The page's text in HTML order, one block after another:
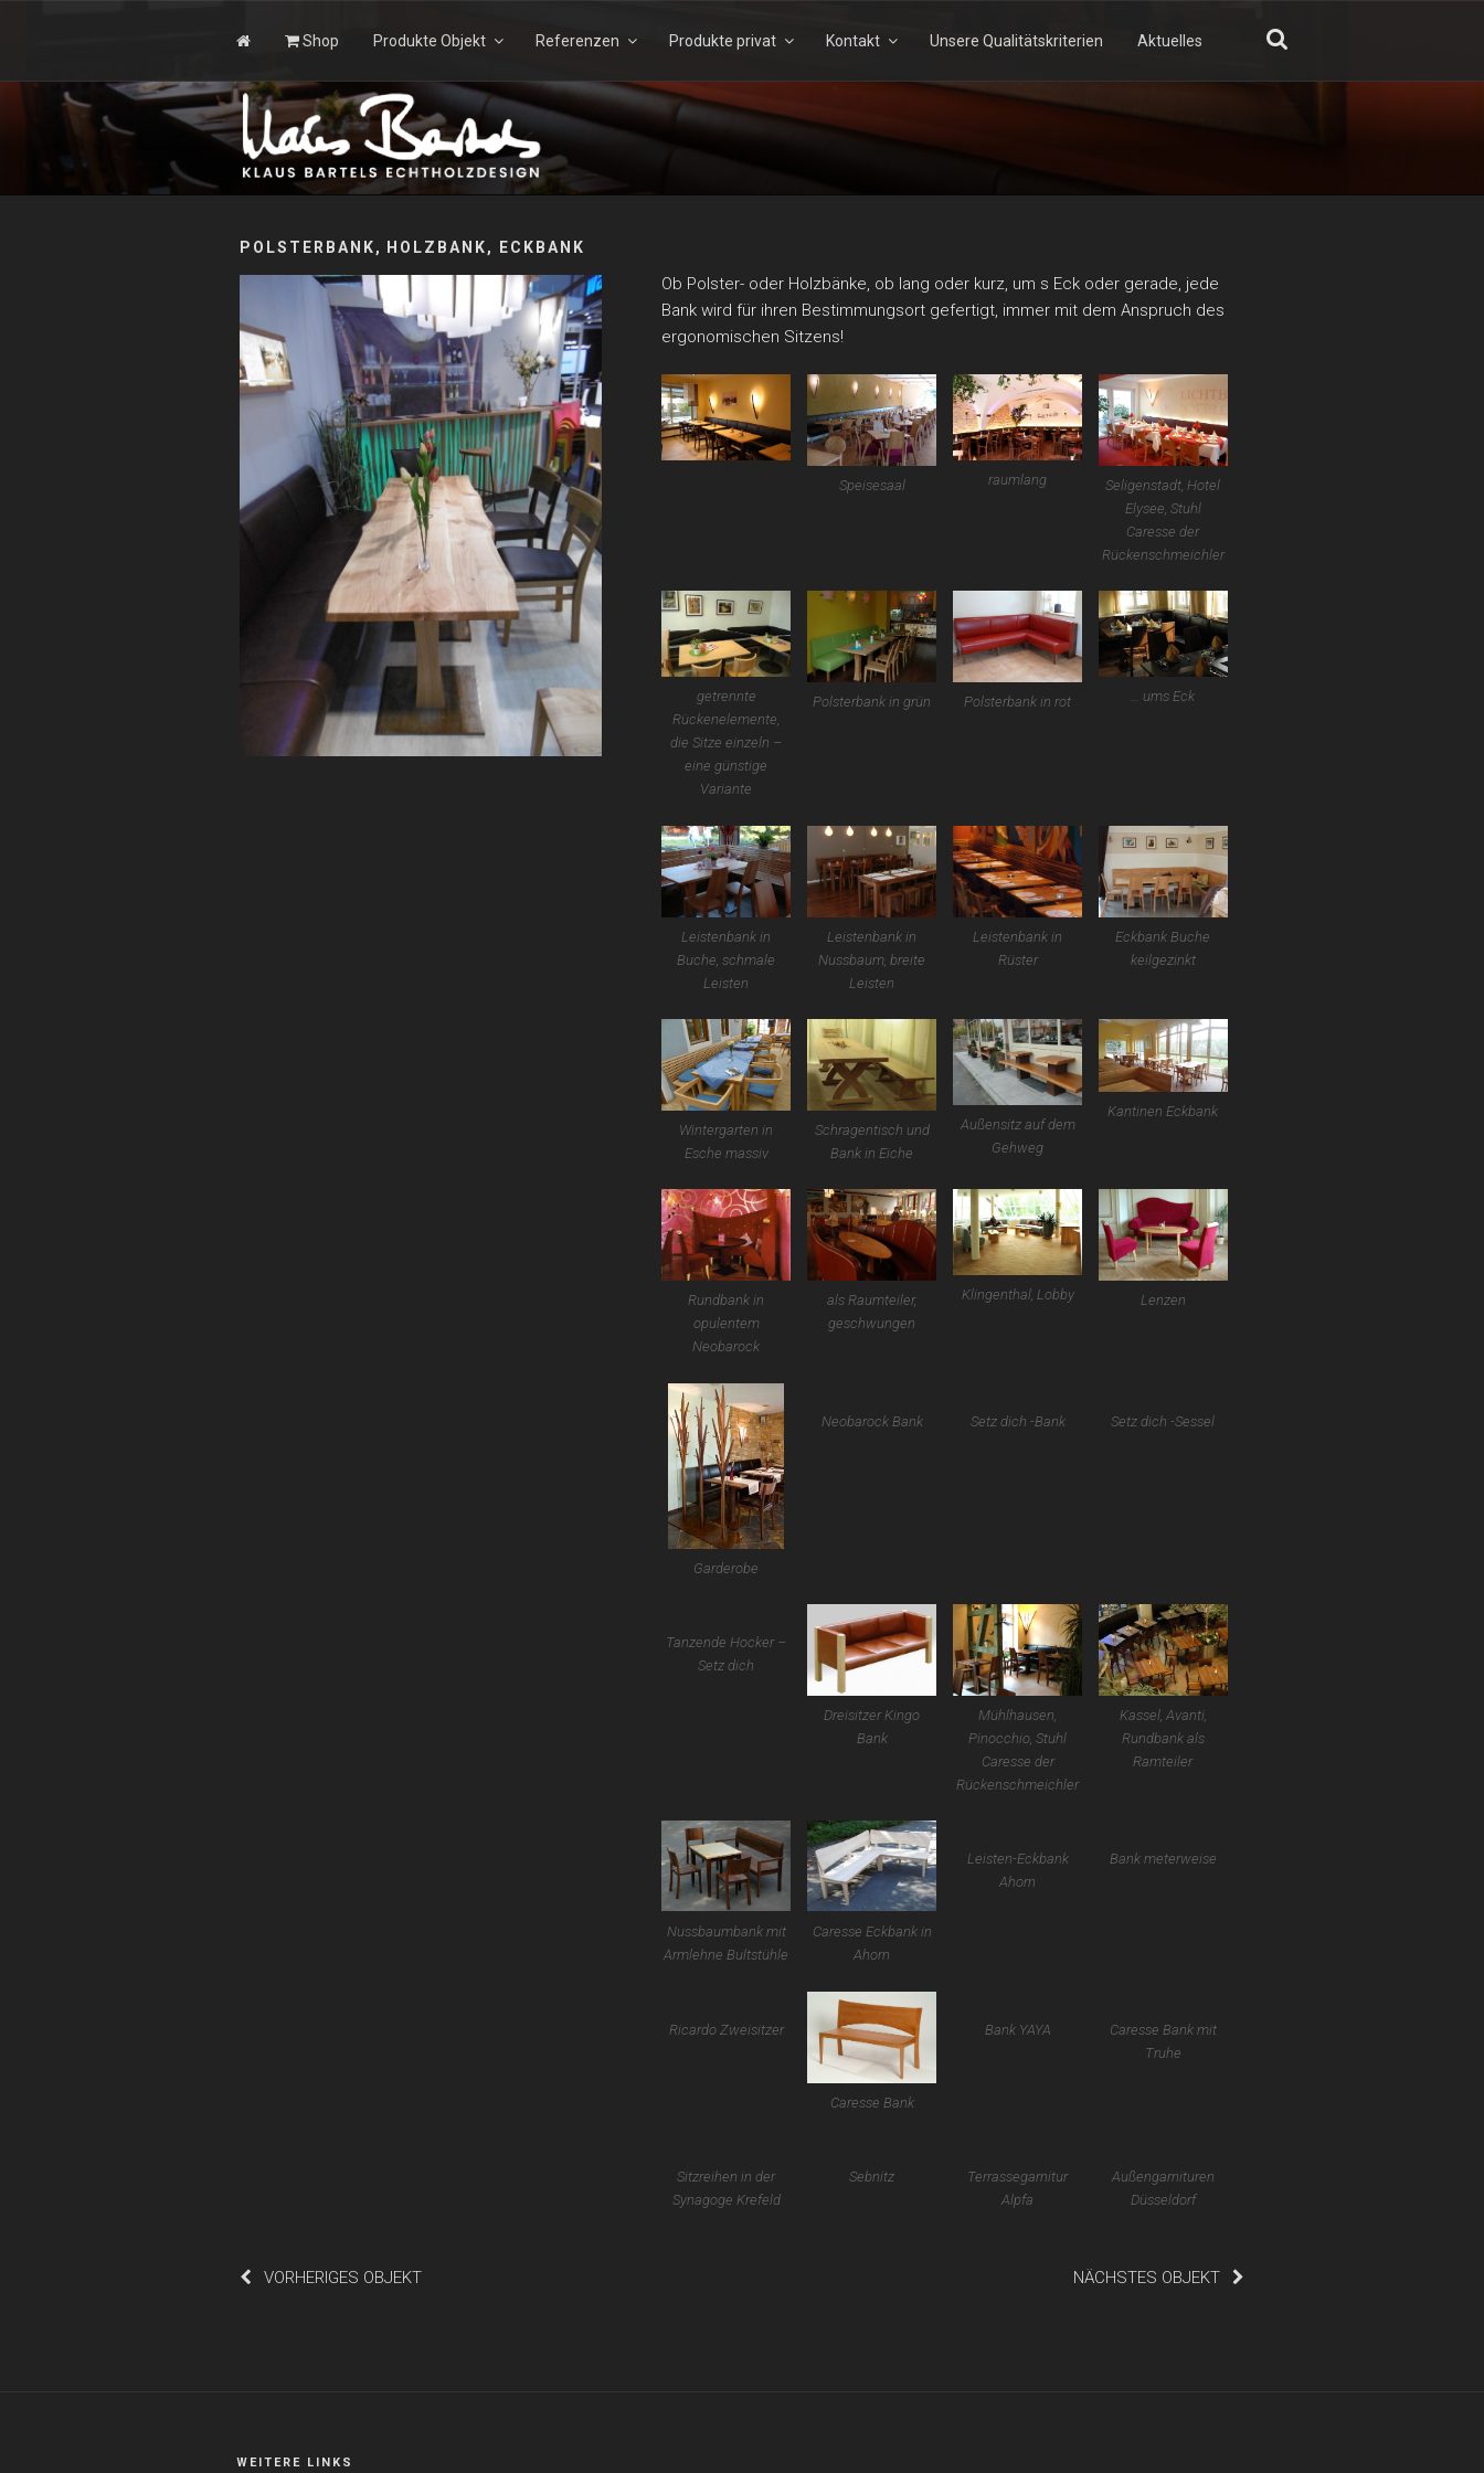
KLAUS BARTELS – ECHTHOLZDESIGN
Shop Produkte Objekt Referenzen Produkte privat Kontakt Unsere Qualitätskriterien Aktuelles
Suchen
nach:
Suchen
POLSTERBANK, HOLZBANK, ECKBANK
Ob Polster- oder Holzbänke, ob lang oder kurz, um s Eck oder gerade, jede
Bank wird für ihren Bestimmungsort gefertigt, immer mit dem Anspruch des
ergonomischen Sitzens!
Speisesaal raumlang
Seligenstadt, Hotel
Elysee, Stuhl
Caresse der
Rückenschmeichler
getrennte
Rückenelemente,
die Sitze einzeln –
eine günstige
Variante
Polsterbank in grün Polsterbank in rot … ums Eck
Leistenbank in
Buche, schmale
Leisten
Leistenbank in
Nussbaum, breite
Leisten
Leistenbank in
Rüster
Eckbank Buche
keilgezinkt
Wintergarten in
Esche massiv
Schragentisch und
Bank in Eiche
Außensitz auf dem
Gehweg
Kantinen Eckbank
Rundbank in
opulentem
Neobarock
als Raumteiler,
geschwungen
Klingenthal, Lobby Lenzen
Garderobe
Neobarock Bank Setz dich -Bank Setz dich -Sessel
Tanzende Hocker –
Setz dich
Dreisitzer Kingo
Bank
Mühlhausen,
Pinocchio, Stuhl
Caresse der
Rückenschmeichler
Kassel, Avanti,
Rundbank als
Ramteiler
Nussbaumbank mit
Armlehne Bultstühle
Caresse Eckbank in
Ahorn
Leisten-Eckbank
Ahorn
Bank meterweise
Ricardo Zweisitzer
Caresse Bank
Bank YAYA
Caresse Bank mit
Truhe
Sitzreihen in der
Synagoge Krefeld
Sebnitz
Terrassegarnitur
Alpfa
Außengarnituren
Düsseldorf
NÄCHSTES OBJEKT
VORHERIGES OBJEKT
WEITERE LINKS